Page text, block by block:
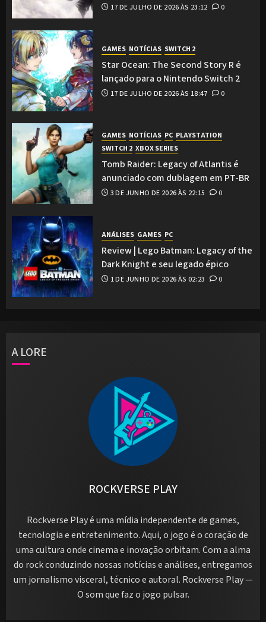
17 DE JULHO DE 2026 ÀS 23:12 0
GAMES NOTÍCIAS SWITCH 2
Star Ocean: The Second Story R é
lançado para o Nintendo Switch 2
17 DE JULHO DE 2026 ÀS 18:47 0
GAMES NOTÍCIAS PC PLAYSTATION
SWITCH 2 XBOX SERIES
Tomb Raider: Legacy of Atlantis é
anunciado com dublagem em PT-BR
3 DE JUNHO DE 2026 ÀS 22:15 0
ANÁLISES GAMES PC
Review | Lego Batman: Legacy of the
Dark Knight e seu legado épico
1 DE JUNHO DE 2026 ÀS 02:23 0
A LORE
ROCKVERSE PLAY
Rockverse Play é uma mídia independente de games,
tecnologia e entretenimento. Aqui, o jogo é o coração de
uma cultura onde cinema e inovação orbitam. Com a alma
do rock conduzindo nossas notícias e análises, entregamos
um jornalismo visceral, técnico e autoral. Rockverse Play —
O som que faz o jogo pulsar.